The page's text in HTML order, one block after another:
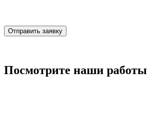
Отправить заявку
Посмотрите наши работы